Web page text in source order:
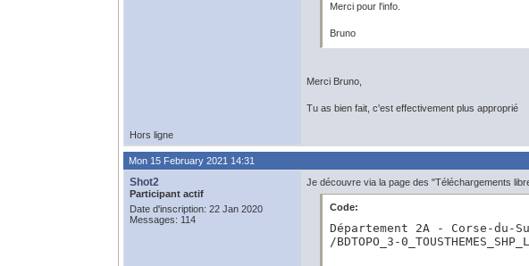
Merci pour l'info.
Bruno
Merci Bruno,
Tu as bien fait, c'est effectivement plus approprié
Hors ligne
Mon 15 February 2021 14:31
Shot2
Participant actif
Date d'inscription: 22 Jan 2020
Messages: 114
Je découvre via la page des "Téléchargements
Code:
Département 2A - Corse-du-
/BDTOPO_3-